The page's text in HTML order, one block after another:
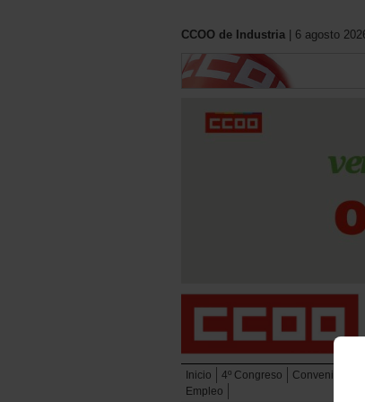
CCOO de Industria | 6 agosto
Inicio 4º Congreso Convenios
Empleo